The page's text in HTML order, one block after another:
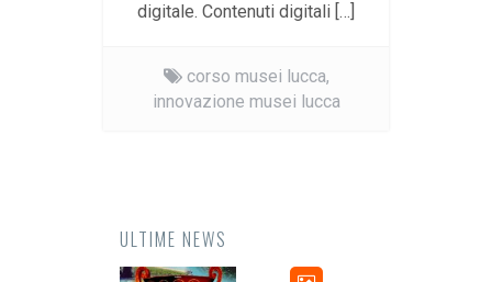
digitale. Contenuti digitali […]
corso musei lucca,
innovazione musei lucca
ULTIME NEWS